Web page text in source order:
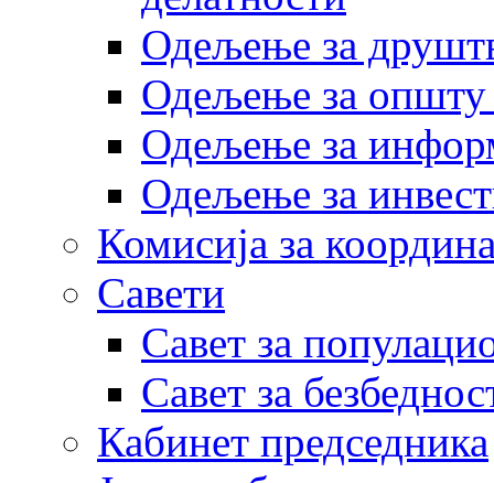
Одељење за
Одељење за општу
Одељење за
Одељење за
Комисија за
Савети
Савет за
Савет за
Кабинет председника